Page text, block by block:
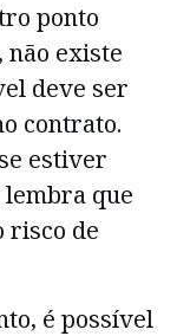
ponto
não existe
deve ser
contrato.
estiver
que
risco de
é possível